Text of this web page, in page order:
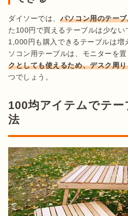
ダイソーでは、 パソコン用のテー
た100円で買えるテーブルは少ない
1,000円も購入できるテーブルは増
ソコン用テーブルは、モニターを
クとしても使えるため、デスク周
100均アイテムでテ
法